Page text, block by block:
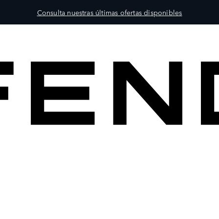
Consulta nuestras últimas ofertas disponibles